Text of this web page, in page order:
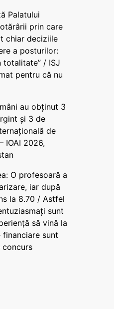
Palatului
prin care
chiar deciziile
a posturilor:
totalitate” / ISJ
pentru că nu
au obținut 3
și 3 de
de
IOAI 2026,
O profesoară a
iar după
la 8.70 / Astfel
sunt
să vină la
sunt
concurs